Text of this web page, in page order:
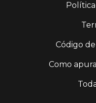
Código
Como